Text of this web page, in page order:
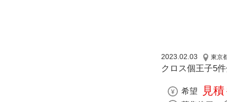
2023.02.03 東京
クロス個王子5
希望 見